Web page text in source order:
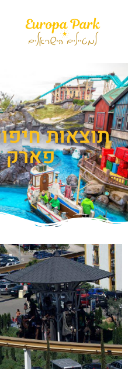
תוצאות
פארק